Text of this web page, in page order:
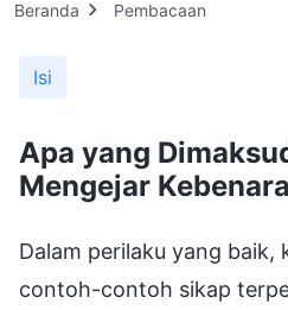
Beranda Pembacaan
Isi
Apa yang
Mengejar
Dalam perilaku yang baik,
contoh-contoh sikap